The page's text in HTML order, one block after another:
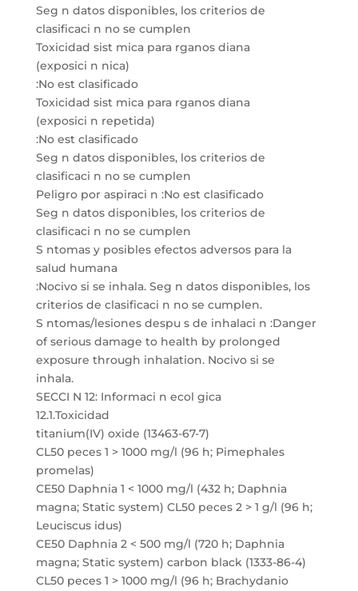
Seg n datos disponibles, los criterios de
clasificaci n no se cumplen
Toxicidad sist mica para rganos diana
(exposici n nica)
:No est clasificado
Toxicidad sist mica para rganos diana
(exposici n repetida)
:No est clasificado
Seg n datos disponibles, los criterios de
clasificaci n no se cumplen
Peligro por aspiraci n :No est clasificado
Seg n datos disponibles, los criterios de
clasificaci n no se cumplen
S ntomas y posibles efectos adversos para la
salud humana
:Nocivo si se inhala. Seg n datos disponibles, los
criterios de clasificaci n no se cumplen.
S ntomas/lesiones despu s de inhalaci n :Danger
of serious damage to health by prolonged
exposure through inhalation. Nocivo si se
inhala.
SECCI N 12: Informaci n ecol gica
12.1.Toxicidad
titanium(IV) oxide (13463-67-7)
CL50 peces 1 > 1000 mg/l (96 h; Pimephales
promelas)
CE50 Daphnia 1 < 1000 mg/l (432 h; Daphnia
magna; Static system) CL50 peces 2 > 1 g/l (96 h;
Leuciscus idus)
CE50 Daphnia 2 < 500 mg/l (720 h; Daphnia
magna; Static system) carbon black (1333-86-4)
CL50 peces 1 > 1000 mg/l (96 h; Brachydanio